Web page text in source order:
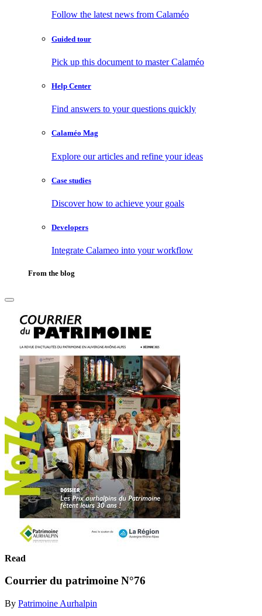
Follow the latest news from Calaméo
Guided tour
Pick up this document to master Calaméo
Help Center
Find answers to your questions quickly
Calaméo Mag
Explore our articles and refine your ideas
Case studies
Discover how to achieve your goals
Developers
Integrate Calameo into your workflow
From the blog
Read
Courrier du patrimoine N°76
By Patrimoine Aurhalpin